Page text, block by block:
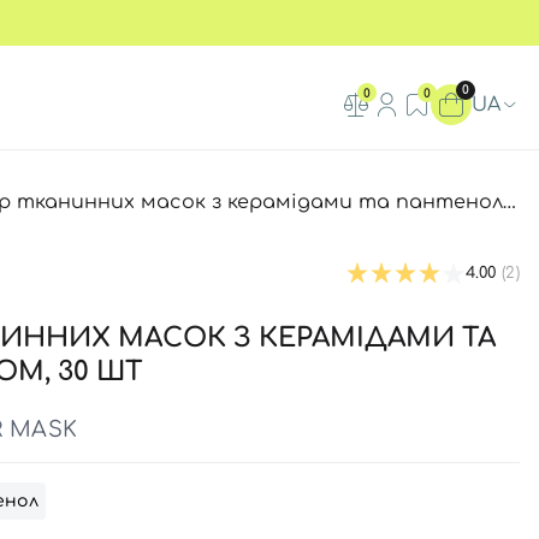
0 0 0
UA
масок з керамідами та пантенолом Needly Crossbarrier Mask, 30 шт
4.00 (2)
МАСОК З КЕРАМІДАМИ ТА
30 ШТ
MASK